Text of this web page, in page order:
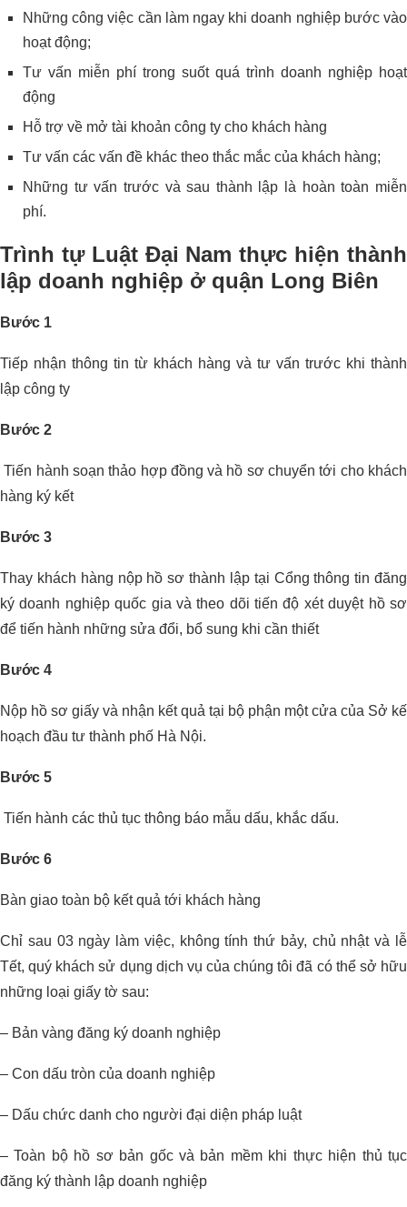
Những công việc cần làm ngay khi doanh nghiệp bước vào
hoạt động;
Tư vấn miễn phí trong suốt quá trình doanh nghiệp hoạt
động
Hỗ trợ về mở tài khoản công ty cho khách hàng
Tư vấn các vấn đề khác theo thắc mắc của khách hàng;
Những tư vấn trước và sau thành lập là hoàn toàn miễn
phí.
Trình tự Luật Đại Nam thực hiện thành
lập doanh nghiệp ở quận Long Biên
Bước 1
Tiếp nhận thông tin từ khách hàng và tư vấn trước khi thành
lập công ty
Bước 2
Tiến hành soạn thảo hợp đồng và hồ sơ chuyển tới cho khách
hàng ký kết
Bước 3
Thay khách hàng nộp hồ sơ thành lập tại Cổng thông tin đăng
ký doanh nghiệp quốc gia và theo dõi tiến độ xét duyệt hồ sơ
để tiến hành những sửa đổi, bổ sung khi cần thiết
Bước 4
Nộp hồ sơ giấy và nhận kết quả tại bộ phận một cửa của Sở kế
hoạch đầu tư thành phố Hà Nội.
Bước 5
Tiến hành các thủ tục thông báo mẫu dấu, khắc dấu.
Bước 6
Bàn giao toàn bộ kết quả tới khách hàng
Chỉ sau 03 ngày làm việc, không tính thứ bảy, chủ nhật và lễ
Tết, quý khách sử dụng dịch vụ của chúng tôi đã có thể sở hữu
những loại giấy tờ sau:
– Bản vàng đăng ký doanh nghiệp
– Con dấu tròn của doanh nghiệp
– Dấu chức danh cho người đại diện pháp luật
– Toàn bộ hồ sơ bản gốc và bản mềm khi thực hiện thủ tục
đăng ký thành lập doanh nghiệp